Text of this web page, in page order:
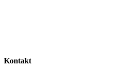
Kontakt